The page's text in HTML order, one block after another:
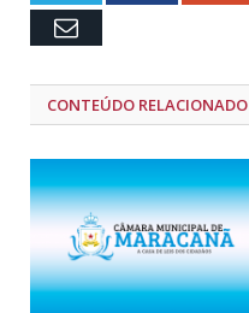
Email
CONTEÚDO RELACIONADO